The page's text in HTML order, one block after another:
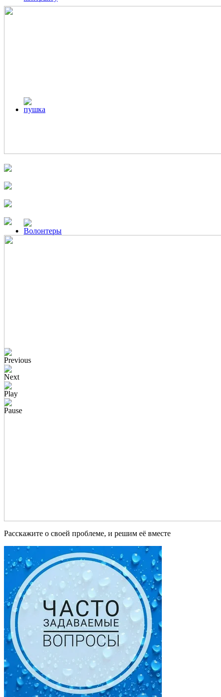
Расскажите о своей проблеме, и решим её вместе